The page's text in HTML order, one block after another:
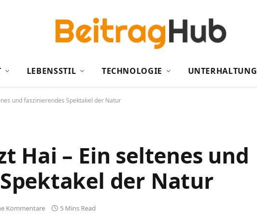
LEBENSSTIL TECHNOLOGIE UNTERHALTUNG
und faszinierendes Spektakel der Natur
Hai – Ein seltenes und
der Natur
Kommentare 5 Mins Read